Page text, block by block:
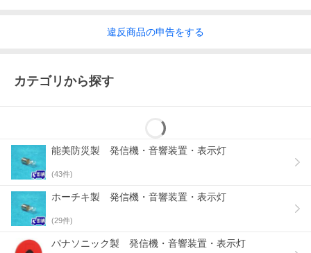
違反商品の申告をする
カテゴリから探す
能美防災製 発信機・音響装置・表示灯
(43件)
ホーチキ製 発信機・音響装置・表示灯
(29件)
パナソニック製 発信機・音響装置・表示灯